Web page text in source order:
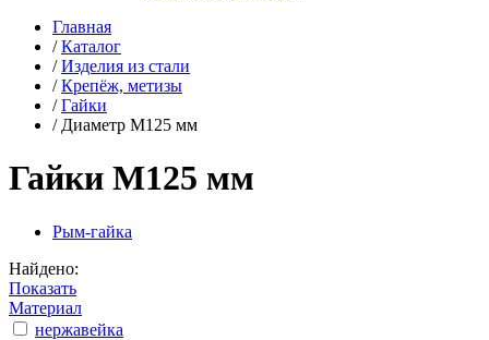
Главная
/ Каталог
/ Изделия из стали
/ Крепёж, метизы
/ Гайки
/ Диаметр М125 мм
Гайки М125 мм
Рым-гайка
Найдено:
Показать
Материал
нержавейка